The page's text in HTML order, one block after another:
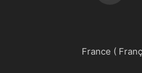
France (